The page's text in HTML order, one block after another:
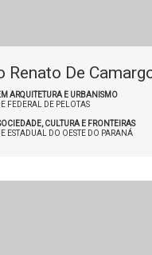
Renato De
ARQUITETURA E URBANISMO
FEDERAL DE PELOTAS
CULTURA E FRONTEIRAS
ESTADUAL DO OESTE DO PARANÁ